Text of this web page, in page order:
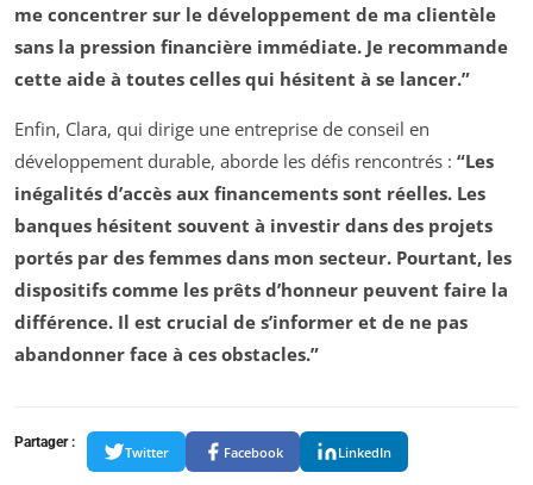
me concentrer sur le développement de ma clientèle
sans la pression financière immédiate. Je recommande
cette aide à toutes celles qui hésitent à se lancer.”
Enfin, Clara, qui dirige une entreprise de conseil en
développement durable, aborde les défis rencontrés : “Les
inégalités d’accès aux financements sont réelles. Les
banques hésitent souvent à investir dans des projets
portés par des femmes dans mon secteur. Pourtant, les
dispositifs comme les prêts d’honneur peuvent faire la
différence. Il est crucial de s’informer et de ne pas
abandonner face à ces obstacles.”
Partager :
Twitter Facebook LinkedIn